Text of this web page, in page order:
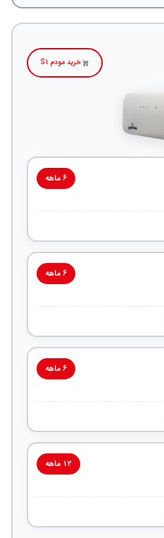
خرید مودم S1
۶ ماهه
۶ ماهه
۶ ماهه
۱۲ ماهه